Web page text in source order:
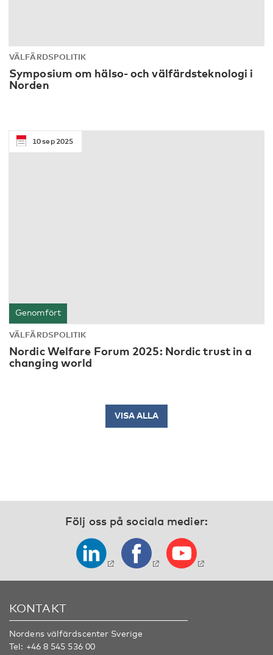
VÄLFÄRDSPOLITIK
Symposium om hälso- och välfärdsteknologi i
Norden
Genomfört
10sep 2025
VÄLFÄRDSPOLITIK
Nordic Welfare Forum 2025: Nordic trust in a
changing world
VISA ALLA
Följ oss på sociala medier:
KONTAKT
Nordens välfärdscenter Sverige
Tel: +46 8 545 536 00